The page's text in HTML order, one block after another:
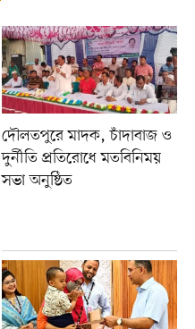
দৌলতপুরে মাদক, চাঁদাবাজ ও
দুর্নীতি প্রতিরোধে মতবিনিময়
সভা অনুষ্ঠিত